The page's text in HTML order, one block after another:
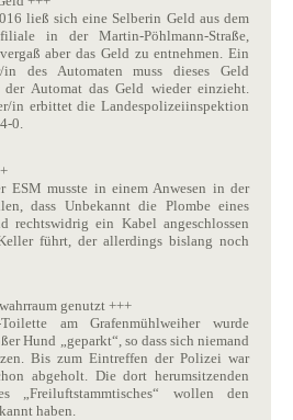
ließ sich eine Selberin Geld aus dem
in der Martin-Pöhlmann-Straße,
aber das Geld zu entnehmen. Ein
in des Automaten muss dieses Geld
der Automat das Geld wieder einzieht.
in erbittet die Landespolizeiinspektion
0.
ESM musste in einem Anwesen in der
dass Unbekannt die Plombe eines
rechtswidrig ein Kabel angeschlossen
führt, der allerdings bislang noch
genutzt +++
am Grafenmühlweiher wurde
Hund „geparkt“, so dass sich niemand
Bis zum Eintreffen der Polizei war
abgeholt. Die dort herumsitzenden
„Freiluftstammtisches“ wollen den
haben.